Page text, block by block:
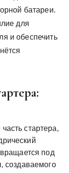
батареи.
для
и обеспечить
стартера‚
под
создаваемого